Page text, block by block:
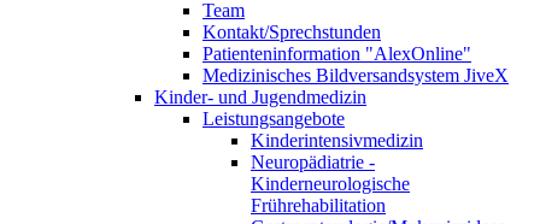
Team
Kontakt/Sprechstunden
Patienteninformation "AlexOnline"
Medizinisches Bildversandsystem JiveX
Kinder- und Jugendmedizin
Leistungsangebote
Kinderintensivmedizin
Neuropädiatrie -
Kinderneurologische
Frührehabilitation